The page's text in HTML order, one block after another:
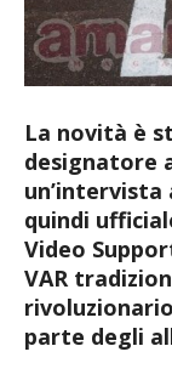
La novità è
designatore
un’intervista
quindi
Video
VAR
parte degli